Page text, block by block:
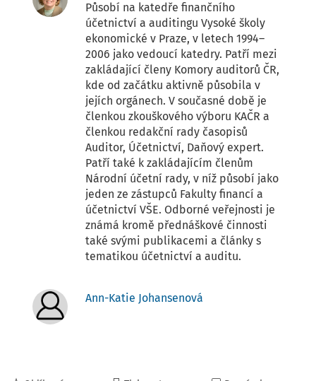
Působí na katedře finančního
účetnictví a auditingu Vysoké školy
ekonomické v Praze, v letech 1994–
2006 jako vedoucí katedry. Patří mezi
zakládající členy Komory auditorů ČR,
kde od začátku aktivně působila v
jejích orgánech. V současné době je
členkou zkouškového výboru KAČR a
členkou redakční rady časopisů
Auditor, Účetnictví, Daňový expert.
Patří také k zakládajícím členům
Národní účetní rady, v níž působí jako
jeden ze zástupců Fakulty financí a
účetnictví VŠE. Odborné veřejnosti je
známá kromě přednáškové činnosti
také svými publikacemi a články s
tematikou účetnictví a auditu.
Ann-Katie Johansenová